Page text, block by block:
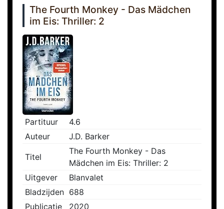
The Fourth Monkey - Das Mädchen
im Eis: Thriller: 2
Partituur
4.6
Auteur
J.D. Barker
Titel
The Fourth Monkey - Das
Mädchen im Eis: Thriller: 2
Uitgever
Blanvalet
Bladzijden 688
Publicatie
2020